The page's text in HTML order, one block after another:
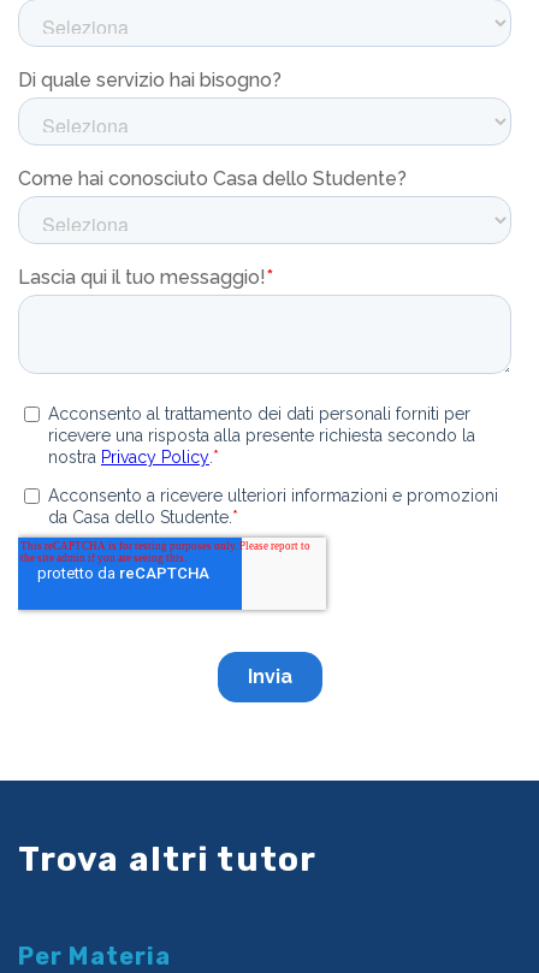
Trova altri tutor
Per Materia